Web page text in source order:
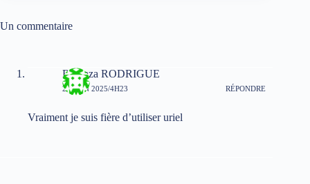
Un commentaire
Bikanza RODRIGUE
29 JUIN 2025/4H23 RÉPONDRE
Vraiment je suis fière d’utiliser uriel